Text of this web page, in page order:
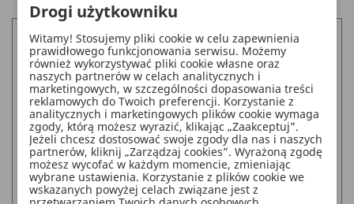
Panel Cekinowy,
Kwadraty, Srebrny, 30x30 Girlanda Frędzle, Mix
Drogi użytkowniku
Witamy! Stosujemy pliki cookie w celu zapewnienia
prawidłowego funkcjonowania serwisu. Możemy
również wykorzystywać pliki cookie własne oraz
naszych partnerów w celach analitycznych i
marketingowych, w szczególności dopasowania treści
reklamowych do Twoich preferencji. Korzystanie z
analitycznych i marketingowych plików cookie wymaga
zgody, którą możesz wyrazić, klikając „Zaakceptuj”.
Jeżeli chcesz dostosować swoje zgody dla nas i naszych
partnerów, kliknij „Zarządzaj cookies”. Wyrażoną zgodę
możesz wycofać w każdym momencie, zmieniając
wybrane ustawienia. Korzystanie z plików cookie we
wskazanych powyżej celach związane jest z